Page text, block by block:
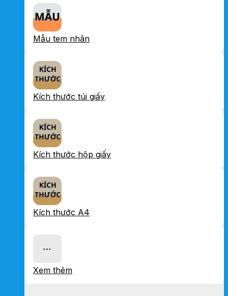
Mẫu tem nhãn
Kích thước túi giấy
Kích thước hộp giấy
Kích thước A4
Xem thêm